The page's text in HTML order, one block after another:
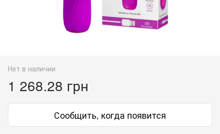
Нет в наличии
1 268.28 грн
Сообщить, когда появится